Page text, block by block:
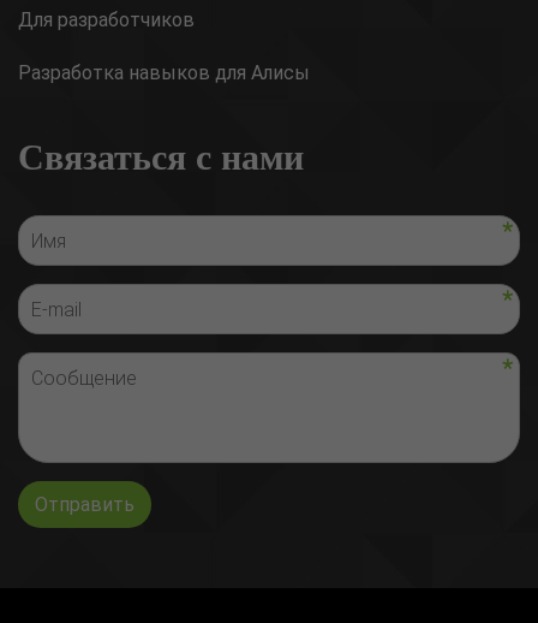
Для разработчиков
Разработка навыков для Алисы
Связаться с нами
Отправить